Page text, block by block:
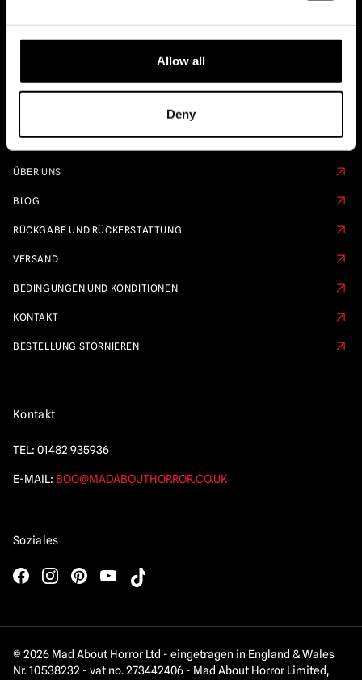
Allow all
Deny
ÜBER UNS
BLOG
RÜCKGABE UND RÜCKERSTATTUNG
VERSAND
BEDINGUNGEN UND KONDITIONEN
KONTAKT
BESTELLUNG STORNIEREN
Kontakt
TEL: 01482 935936
E-MAIL: BOO@MADABOUTHORROR.CO.UK
Soziales
© 2026 Mad About Horror Ltd - eingetragen in England & Wales
Nr. 10538232 - vat no. 273442406 - Mad About Horror Limited,